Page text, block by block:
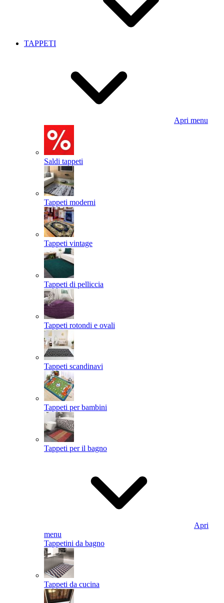
TAPPETI
Apri menu
Saldi tappeti
Tappeti moderni
Tappeti vintage
Tappeti di pelliccia
Tappeti rotondi e ovali
Tappeti scandinavi
Tappeti per bambini
Tappeti per il bagno
Apri
menu
Tappetini da bagno
Tappeti da cucina